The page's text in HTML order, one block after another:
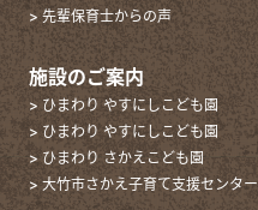
> 先輩保育士からの声
施設のご案内
> ひまわり やすにしこども園
> ひまわり やすにしこども園
> ひまわり さかえこども園
> 大竹市さかえ子育て支援センター